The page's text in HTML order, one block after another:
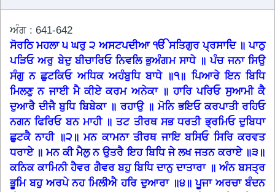
ਅੰਗ : 641-642
ਸੋਰਠਿ ਮਹਲਾ ੫ ਘਰੁ ੨ ਅਸਟਪਦੀਆ ੴ ਸਤਿਗੁਰ ਪ੍ਰਸਾਦਿ ॥ ਪਾਠੁ
ਪੜਿਓ ਅਰੁ ਬੇਦੁ ਬੀਚਾਰਿਓ ਨਿਵਲਿ ਭੁਅੰਗਮ ਸਾਧੇ ॥ ਪੰਚ ਜਨਾ ਸਿਉ
ਸੰਗੁ ਨ ਛੁਟਕਿਓ ਅਧਿਕ ਅਹੰਬੁਧਿ ਬਾਧੇ ॥੧॥ ਪਿਆਰੇ ਇਨ ਬਿਧਿ
ਮਿਲਣੁ ਨ ਜਾਈ ਮੈ ਕੀਏ ਕਰਮ ਅਨੇਕਾ ॥ ਹਾਰਿ ਪਰਿਓ ਸੁਆਮੀ ਕੈ
ਦੁਆਰੈ ਦੀਜੈ ਬੁਧਿ ਬਿਬੇਕਾ ॥ ਰਹਾਉ ॥ ਮੋਨਿ ਭਇਓ ਕਰਪਾਤੀ ਰਹਿਓ
ਨਗਨ ਫਿਰਿਓ ਬਨ ਮਾਹੀ ॥ ਤਟ ਤੀਰਥ ਸਭ ਧਰਤੀ ਭ੍ਰਮਿਓ ਦੁਬਿਧਾ
ਛੁਟਕੈ ਨਾਹੀ ॥੨॥ ਮਨ ਕਾਮਨਾ ਤੀਰਥ ਜਾਇ ਬਸਿਓ ਸਿਰਿ ਕਰਵਤ
ਧਰਾਏ ॥ ਮਨ ਕੀ ਮੈਲੁ ਨ ਉਤਰੈ ਇਹ ਬਿਧਿ ਜੇ ਲਖ ਜਤਨ ਕਰਾਏ ॥੩॥
ਕਨਿਕ ਕਾਮਿਨੀ ਹੈਵਰ ਗੈਵਰ ਬਹੁ ਬਿਧਿ ਦਾਨੁ ਦਾਤਾਰਾ ॥ ਅੰਨ ਬਸਤ੍ਰ
ਭੂਮਿ ਬਹੁ ਅਰਪੇ ਨਹ ਮਿਲੀਐ ਹਰਿ ਦੁਆਰਾ ॥੪॥ ਪੂਜਾ ਅਰਚਾ ਬੰਦਨ